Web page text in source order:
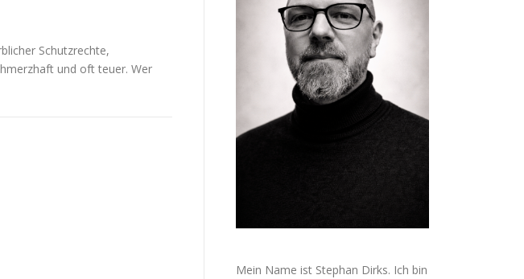
Schutzrechte,
und oft teuer. Wer
Mein Name ist Stephan Dirks. Ich bin